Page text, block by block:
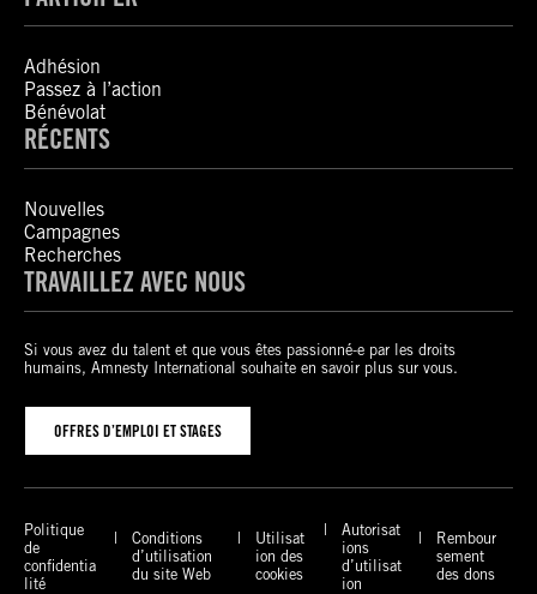
Adhésion
Passez à l’action
Bénévolat
RÉCENTS
Nouvelles
Campagnes
Recherches
TRAVAILLEZ AVEC NOUS
Si vous avez du talent et que vous êtes passionné-e par les droits
humains, Amnesty International souhaite en savoir plus sur vous.
OFFRES D’EMPLOI ET STAGES
Politique
de
confidentia
lité
Conditions
d’utilisation
du site Web
Utilisat
ion des
cookies
Autorisat
ions
d’utilisat
ion
Rembour
sement
des dons